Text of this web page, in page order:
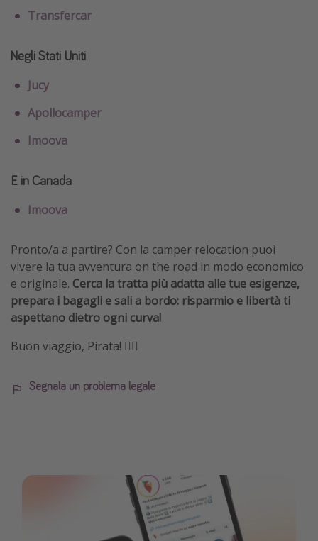
Transfercar
Negli Stati Uniti
Jucy
Apollocamper
Imoova
E in Canada
Imoova
Pronto/a a partire? Con la camper relocation puoi
vivere la tua avventura on the road in modo economico
e originale. Cerca la tratta più adatta alle tue esigenze,
prepara i bagagli e sali a bordo: risparmio e libertà ti
aspettano dietro ogni curva!
Buon viaggio, Pirata! 🏴‍☠️
Segnala un problema legale